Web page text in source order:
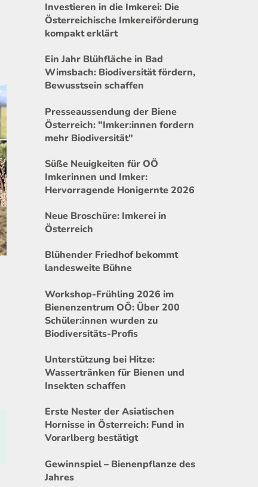
Investieren in die Imkerei: Die
Österreichische Imkereiförderung
kompakt erklärt
Ein Jahr Blühfläche in Bad
Wimsbach: Biodiversität fördern,
Bewusstsein schaffen
Presseaussendung der Biene
Österreich: "Imker:innen fordern
mehr Biodiversität"
Süße Neuigkeiten für OÖ
Imkerinnen und Imker:
Hervorragende Honigernte 2026
Neue Broschüre: Imkerei in
Österreich
Blühender Friedhof bekommt
landesweite Bühne
Workshop-Frühling 2026 im
Bienenzentrum OÖ: Über 200
Schüler:innen wurden zu
Biodiversitäts-Profis
Unterstützung bei Hitze:
Wassertränken für Bienen und
Insekten schaffen
Erste Nester der Asiatischen
Hornisse in Österreich: Fund in
Vorarlberg bestätigt
Gewinnspiel – Bienenpflanze des
Jahres